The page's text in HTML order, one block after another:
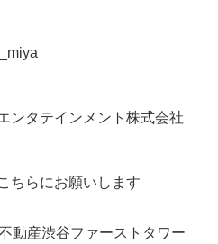
ンタテインメント株式会社
ちらにお願いします
動産渋谷ファーストタワー